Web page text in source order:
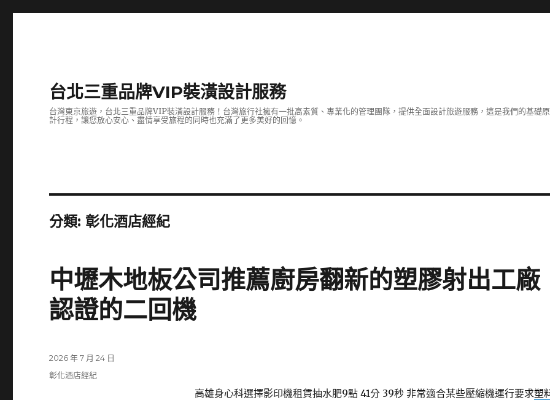
台北三重品牌VIP裝潢設計服務
台灣東京旅遊，台北三重品牌VIP裝潢設計服務！台灣旅行社擁有一批高素質、專業化的管理團隊，提供全面設計旅遊服務，這是我們的基礎
計行程，讓您放心安心、盡情享受旅程的同時也充滿了更多美好的回憶。
分類: 彰化酒店經紀
中壢木地板公司推薦廚房翻新的塑膠射出工廠
認證的二回機
高雄身心科選擇影印機租賃抽水肥9點 41分 39秒非常適合某些壓縮機運行要求塑
發
佈
2026 年 7 月 24 日
分
彰化酒店經紀